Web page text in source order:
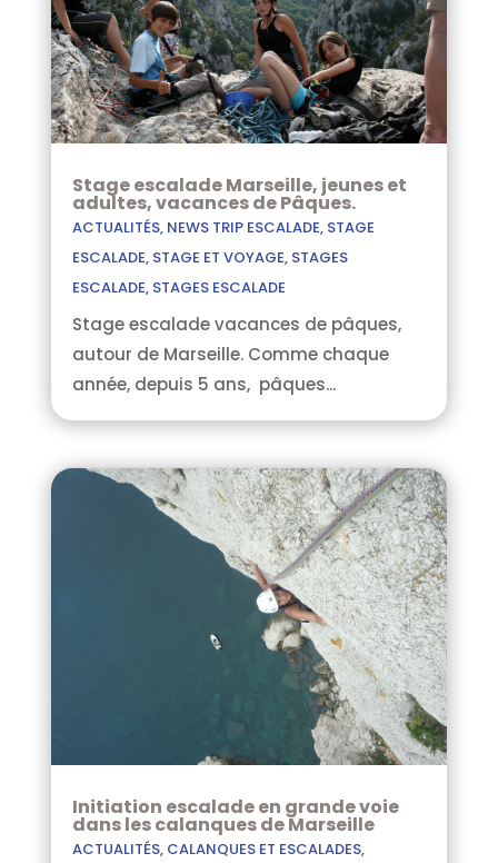
Stage escalade Marseille, jeunes et
adultes, vacances de Pâques.
ACTUALITÉS, NEWS TRIP ESCALADE, STAGE
ESCALADE, STAGE ET VOYAGE, STAGES
ESCALADE, STAGES ESCALADE
Stage escalade vacances de pâques,
autour de Marseille. Comme chaque
année, depuis 5 ans, pâques...
Initiation escalade en grande voie
dans les calanques de Marseille
ACTUALITÉS, CALANQUES ET ESCALADES,